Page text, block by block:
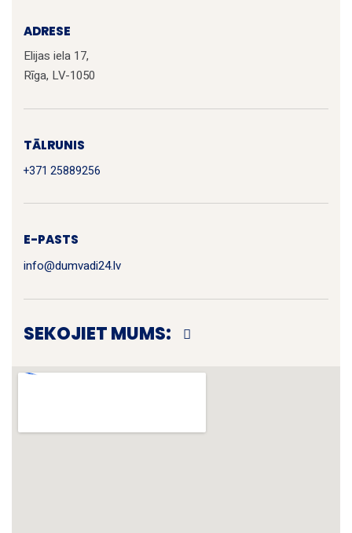
ADRESE
Elijas iela 17,
Rīga, LV-1050
TĀLRUNIS
+371 25889256
E-PASTS
info@dumvadi24.lv
SEKOJIET MUMS: